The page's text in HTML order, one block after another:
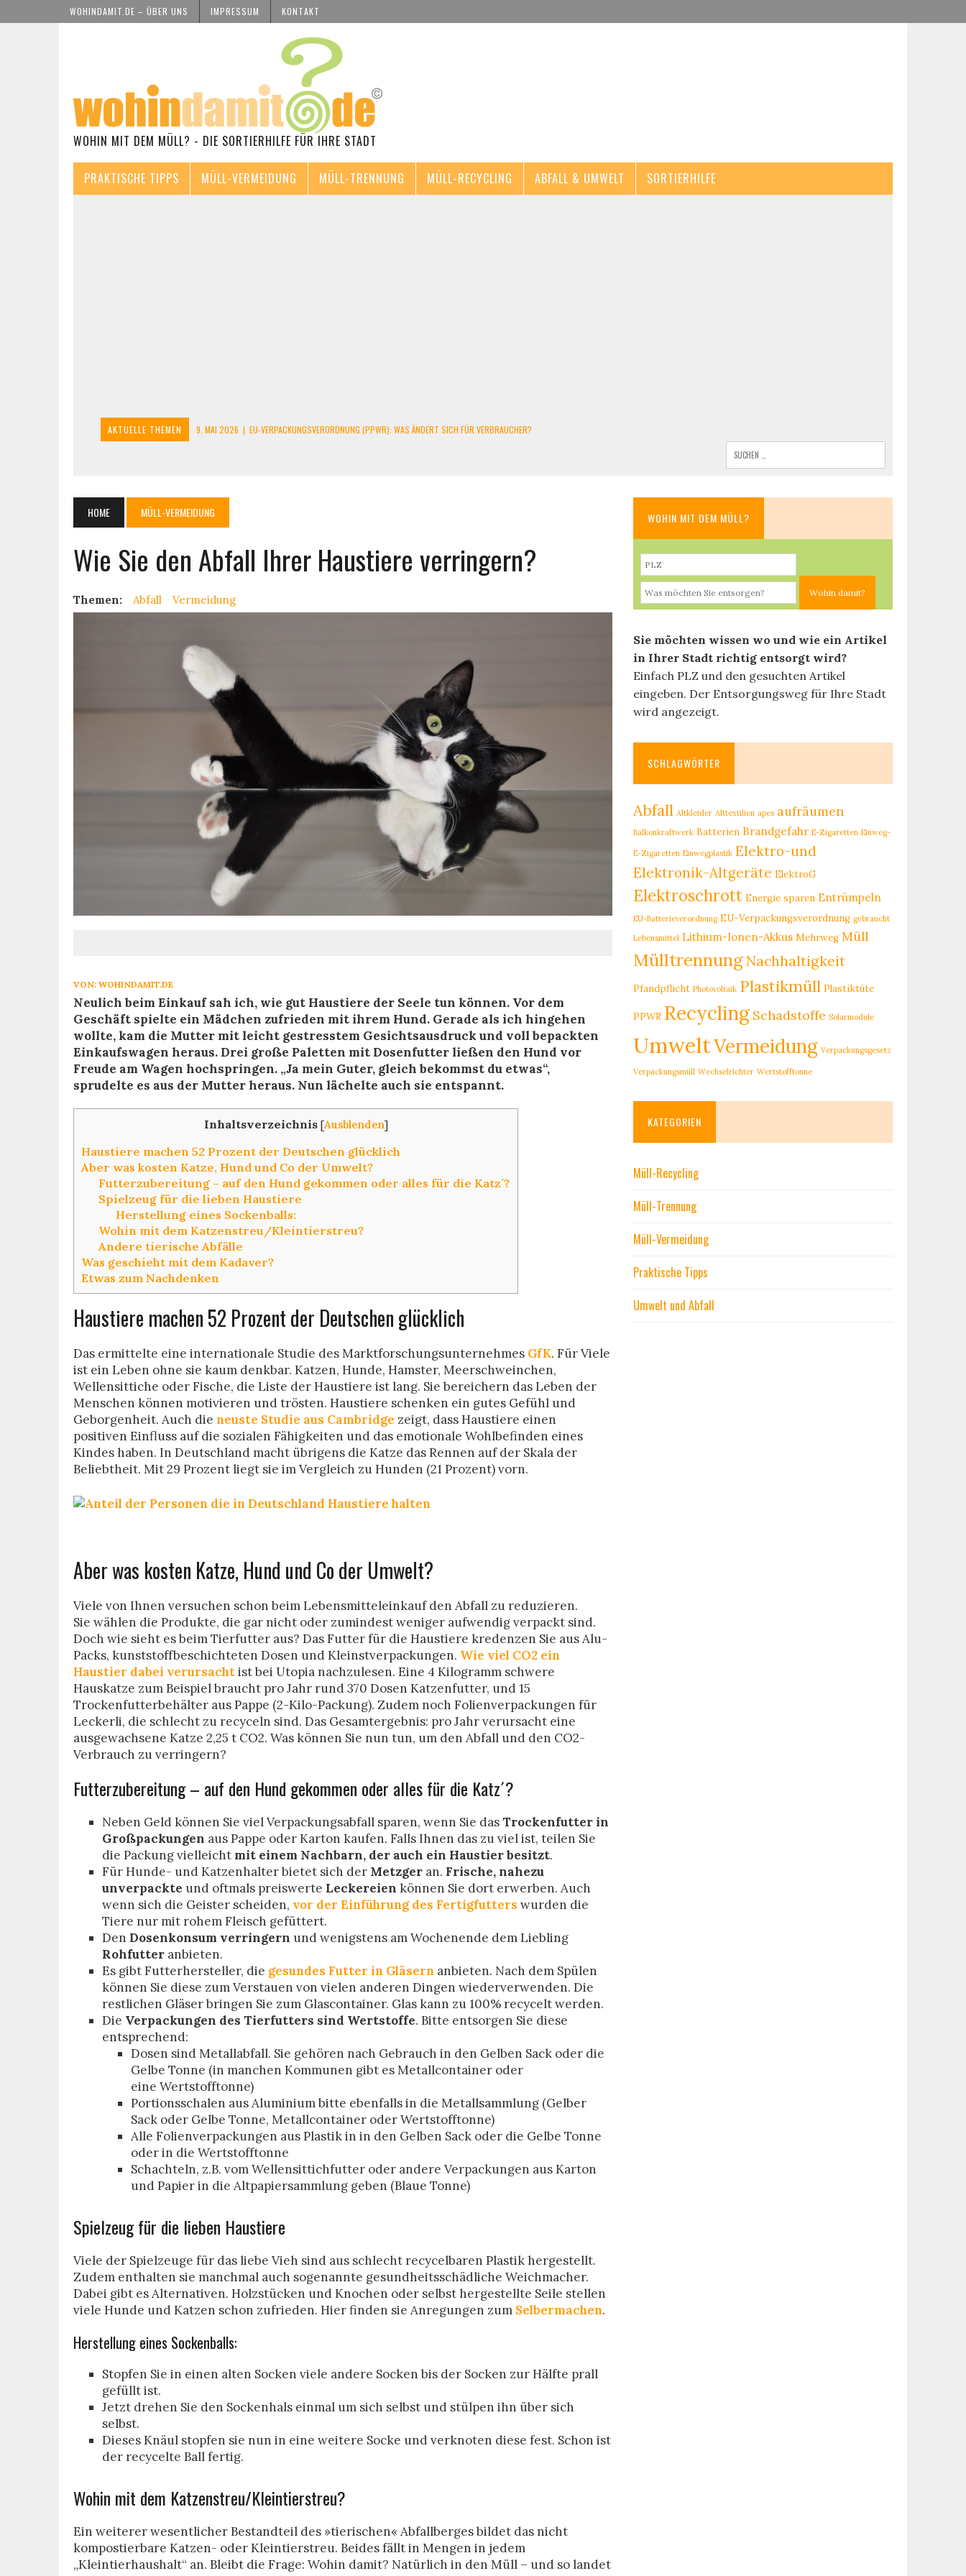
WOHINDAMIT.DE – ÜBER UNS IMPRESSUM KONTAKT
WOHIN MIT DEM MÜLL? - DIE SORTIERHILFE FÜR IHRE STADT
PRAKTISCHE TIPPS MÜLL-VERMEIDUNG MÜLL-TRENNUNG MÜLL-RECYCLING ABFALL & UMWELT SORTIERHILFE
AKTUELLE THEMEN 9. MAI 2026 | LITHIUM-AKKUS ENTSORGEN: BRÄNDE IM RESTMÜLL WERDEN ZUM PROBLEM
11. MAI 2026 | E-ZIGARETTEN UND VAPES ENTSORGEN: WAS SIE 2026 WISSEN MÜSSEN
HOME MÜLL-VERMEIDUNG
Wie Sie den Abfall Ihrer Haustiere verringern?
Themen: Abfall Vermeidung
VON: WOHINDAMIT.DE
Neulich beim Einkauf sah ich, wie gut Haustiere der Seele tun können. Vor dem
Geschäft spielte ein Mädchen zufrieden mit ihrem Hund. Gerade als ich hingehen
wollte, kam die Mutter mit leicht gestresstem Gesichtsausdruck und voll bepackten
Einkaufswagen heraus. Drei große Paletten mit Dosenfutter ließen den Hund vor
Freude am Wagen hochspringen. „Ja mein Guter, gleich bekommst du etwas“,
sprudelte es aus der Mutter heraus. Nun lächelte auch sie entspannt.
Inhaltsverzeichnis [Ausblenden]
Haustiere machen 52 Prozent der Deutschen glücklich
Aber was kosten Katze, Hund und Co der Umwelt?
Futterzubereitung – auf den Hund gekommen oder alles für die Katz´?
Spielzeug für die lieben Haustiere
Herstellung eines Sockenballs:
Wohin mit dem Katzenstreu/Kleintierstreu?
Andere tierische Abfälle
Was geschieht mit dem Kadaver?
Etwas zum Nachdenken
Haustiere machen 52 Prozent der Deutschen glücklich
Das ermittelte eine internationale Studie des Marktforschungsunternehmes GfK. Für Viele
ist ein Leben ohne sie kaum denkbar. Katzen, Hunde, Hamster, Meerschweinchen,
Wellensittiche oder Fische, die Liste der Haustiere ist lang. Sie bereichern das Leben der
Menschen können motivieren und trösten. Haustiere schenken ein gutes Gefühl und
Geborgenheit. Auch die neuste Studie aus Cambridge zeigt, dass Haustiere einen
positiven Einfluss auf die sozialen Fähigkeiten und das emotionale Wohlbefinden eines
Kindes haben. In Deutschland macht übrigens die Katze das Rennen auf der Skala der
Beliebtheit. Mit 29 Prozent liegt sie im Vergleich zu Hunden (21 Prozent) vorn.
Aber was kosten Katze, Hund und Co der Umwelt?
Viele von Ihnen versuchen schon beim Lebensmitteleinkauf den Abfall zu reduzieren.
Sie wählen die Produkte, die gar nicht oder zumindest weniger aufwendig verpackt sind.
Doch wie sieht es beim Tierfutter aus? Das Futter für die Haustiere kredenzen Sie aus Alu-
Packs, kunststoffbeschichteten Dosen und Kleinstverpackungen. Wie viel CO2 ein
Haustier dabei verursachtist bei Utopia nachzulesen. Eine 4 Kilogramm schwere
Hauskatze zum Beispiel braucht pro Jahr rund 370 Dosen Katzenfutter, und 15
Trockenfutterbehälter aus Pappe (2-Kilo-Packung). Zudem noch Folienverpackungen für
Leckerli, die schlecht zu recyceln sind. Das Gesamtergebnis: pro Jahr verursacht eine
ausgewachsene Katze 2,25 t CO2. Was können Sie nun tun, um den Abfall und den CO2-
Verbrauch zu verringern?
Futterzubereitung – auf den Hund gekommen oder alles für die Katz´?
Neben Geld können Sie viel Verpackungsabfall sparen, wenn Sie dasTrockenfutter in
Großpackungen aus Pappe oder Karton kaufen. Falls Ihnen das zu viel ist, teilen Sie
die Packung vielleicht mit einem Nachbarn, der auch ein Haustier besitzt.
Für Hunde- und Katzenhalter bietet sich der Metzger an. Frische, nahezu
unverpackte und oftmals preiswerte Leckereien können Sie dort erwerben. Auch
wenn sich die Geister scheiden, vor der Einführung des Fertigfutters wurden die
Tiere nur mit rohem Fleisch gefüttert.
Den Dosenkonsum verringern und wenigstens am Wochenende dem Liebling
Rohfutter anbieten.
Es gibt Futterhersteller, die gesundes Futter in Gläsern anbieten. Nach dem Spülen
können Sie diese zum Verstauen von vielen anderen Dingen wiederverwenden. Die
restlichen Gläser bringen Sie zum Glascontainer. Glas kann zu 100% recycelt werden.
Die Verpackungen des Tierfutters sind Wertstoffe. Bitte entsorgen Sie diese
entsprechend:
Dosen sind Metallabfall. Sie gehören nach Gebrauch in den Gelben Sack oder die
Gelbe Tonne (in manchen Kommunen gibt es Metallcontainer oder
eine Wertstofftonne)
Portionsschalen aus Aluminium bitte ebenfalls in die Metallsammlung (Gelber
Sack oder Gelbe Tonne, Metallcontainer oder Wertstofftonne)
Alle Folienverpackungen aus Plastik in in den Gelben Sack oder die Gelbe Tonne
oder in die Wertstofftonne
Schachteln, z.B. vom Wellensittichfutter oder andere Verpackungen aus Karton
und Papier in die Altpapiersammlung geben (Blaue Tonne)
Spielzeug für die lieben Haustiere
Viele der Spielzeuge für das liebe Vieh sind aus schlecht recycelbaren Plastik hergestellt.
Zudem enthalten sie manchmal auch sogenannte gesundheitsschädliche Weichmacher.
Dabei gibt es Alternativen. Holzstücken und Knochen oder selbst hergestellte Seile stellen
viele Hunde und Katzen schon zufrieden. Hier finden sie Anregungen zum Selbermachen.
Herstellung eines Sockenballs:
Stopfen Sie in einen alten Socken viele andere Socken bis der Socken zur Hälfte prall
gefüllt ist.
Jetzt drehen Sie den Sockenhals einmal um sich selbst und stülpen ihn über sich
selbst.
Dieses Knäul stopfen sie nun in eine weitere Socke und verknoten diese fest. Schon ist
der recycelte Ball fertig.
Wohin mit dem Katzenstreu/Kleintierstreu?
Ein weiterer wesentlicher Bestandteil des »tierischen« Abfallberges bildet das nicht
kompostierbare Katzen- oder Kleintierstreu. Beides fällt in Mengen in jedem
„Kleintierhaushalt“ an. Bleibt die Frage: Wohin damit? Natürlich in den Müll – und so landet
WOHIN MIT DEM MÜLL?
Sie möchten wissen wo und wie ein Artikel
in Ihrer Stadt richtig entsorgt wird?
Einfach PLZ und den gesuchten Artikel
eingeben. Der Entsorgungsweg für Ihre Stadt
wird angezeigt.
SCHLAGWÖRTER
Abfall Altkleider Alttextilien apes aufräumen
Balkonkraftwerk Batterien Brandgefahr E-Zigaretten Einweg-
E-Zigaretten Einwegplastik Elektro-und
Elektronik-Altgeräte ElektroG
Elektroschrott Energie sparen Entrümpeln
EU-Batterieverordnung EU-Verpackungsverordnung gebraucht
Lebensmittel Lithium-Ionen-Akkus Mehrweg Müll
MülltrennungNachhaltigkeit
Pfandpflicht Photovoltaik Plastikmüll Plastiktüte
PPWR Recycling Schadstoffe Solarmodule
UmweltVermeidung Verpackungsgesetz
Verpackungsmüll Wechselrichter Wertstofftonne
KATEGORIEN
Müll-Recycling
Müll-Trennung
Müll-Vermeidung
Praktische Tipps
Umwelt und Abfall